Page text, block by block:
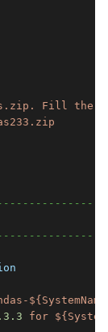
Fill the
.3 for